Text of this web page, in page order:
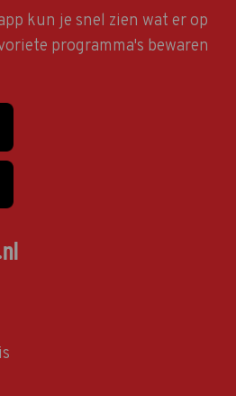
kun je snel zien wat er op
programma's bewaren